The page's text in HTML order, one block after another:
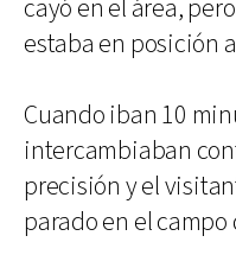
cayó en el área,
estaba en posición
Cuando iban 10
intercambiaban
precisión y el
parado en el campo